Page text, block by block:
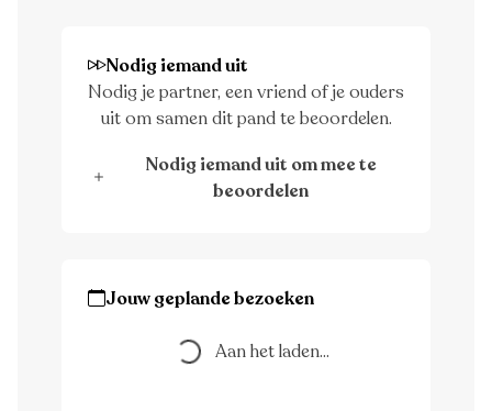
Nodig iemand uit
Nodig je partner, een vriend of je ouders
uit om samen dit pand te beoordelen.
Nodig iemand uit om mee te
beoordelen
Jouw geplande bezoeken
Aan het laden... Aan het laden...